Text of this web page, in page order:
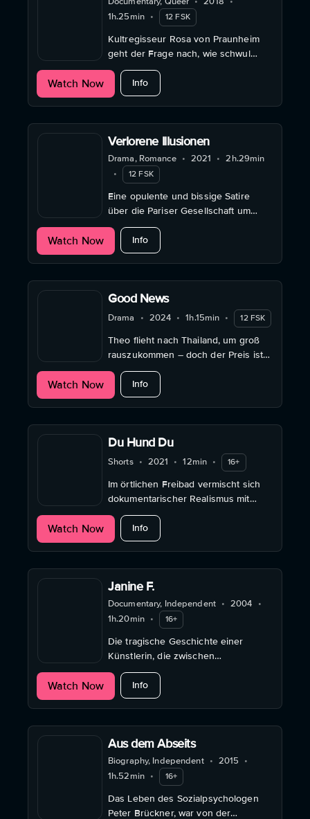
1h.25min • 12 FSK
Kultregisseur Rosa von Praunheim
geht der Frage nach, wie schwul
Goethe und seine Zeitgenossen
waren. Wie nahmen sie
Homosexualität wahr?
Watch Now Infoabout Männerfreundschaften
Verlorene Illusionen
Drama, Romance • 2021 • 2h.29min
•
12 FSK
Eine opulente und bissige Satire
über die Pariser Gesellschaft um
1821, nach Honoré de Balzacs Roman
"Illusions perdues."
Watch Now Infoabout Verlorene Illusionen
Good News
Drama • 2024 • 1h.15min • 12 FSK
Theo flieht nach Thailand, um groß
rauszukommen – doch der Preis ist
hoch: Schuld, Lüge und ein
zerstörtes Leben erwarten ihn am
Ende seiner Reise.
Watch Now Infoabout Good News
Du Hund Du
Shorts • 2021 • 12min • 16+
Im örtlichen Freibad vermischt sich
dokumentarischer Realismus mit
inszenierter Absurdität.
Watch Now Infoabout Du Hund Du
Janine F.
Documentary, Independent • 2004
•
1h.20min • 16+
Die tragische Geschichte einer
Künstlerin, die zwischen
Leidenschaft und Besessenheit
zerrieben wurde und unter
mysteriösen Umständen starb.
Watch Now Infoabout Janine F.
Aus dem Abseits
Biography, Independent • 2015
•
1h.52min • 16+
Das Leben des Sozialpsychologen
Peter Brückner, war von der